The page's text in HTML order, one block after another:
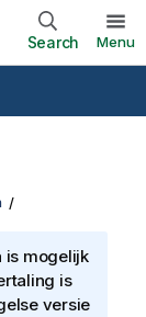
Search Menu
is mogelijk
is
versie